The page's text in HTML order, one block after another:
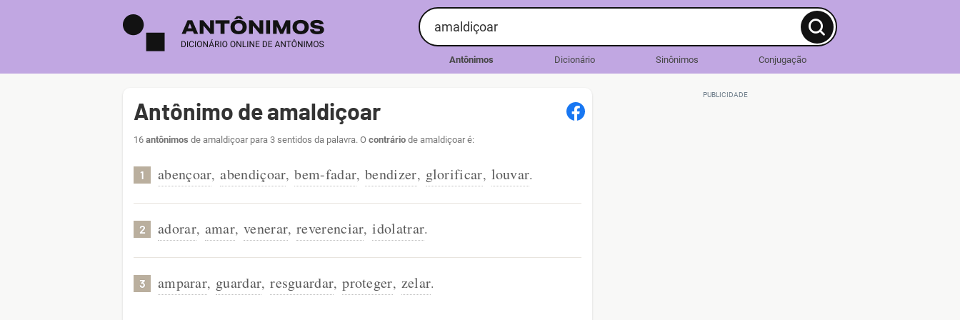
Antônimos Dicionário Sinônimos Conjugação
Antônimo de amaldiçoar
16 antônimos de amaldiçoar para 3 sentidos da palavra. O contrário de amaldiçoar é:
1 abençoar, abendiçoar, bem-fadar, bendizer, glorificar, louvar.
2 adorar, amar, venerar, reverenciar, idolatrar.
3 amparar, guardar, resguardar, proteger, zelar.